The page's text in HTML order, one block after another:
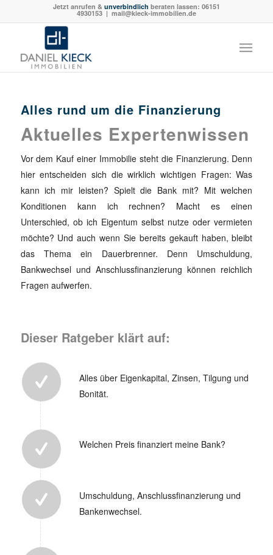
Jetzt anrufen & unverbindlich beraten lassen: 06151
4930153| mail@kieck-immobilien.de
Alles rund um die Finanzierung
Aktuelles Expertenwissen
Vor dem Kauf einer Immobilie steht die Finanzierung. Denn
hier entscheiden sich die wirklich wichtigen Fragen: Was
kann ich mir leisten? Spielt die Bank mit? Mit welchen
Konditionen kann ich rechnen? Macht es einen
Unterschied, ob ich Eigentum selbst nutze oder vermieten
möchte? Und auch wenn Sie bereits gekauft haben, bleibt
das Thema ein Dauerbrenner. Denn Umschuldung,
Bankwechsel und Anschlussfinanzierung können reichlich
Fragen aufwerfen.
Dieser Ratgeber klärt auf:
Alles über Eigenkapital, Zinsen, Tilgung und
Bonität.
Welchen Preis finanziert meine Bank?
Umschuldung, Anschlussfinanzierung und
Bankenwechsel.